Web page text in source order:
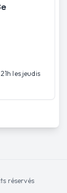
21h les jeudis
réservés